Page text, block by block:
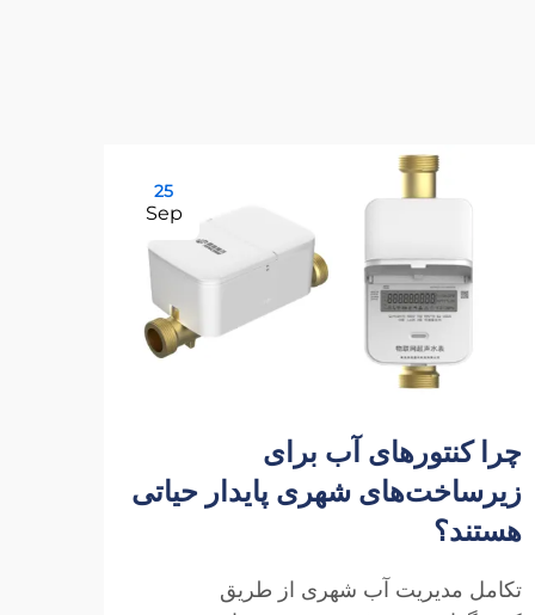
25
Sep
چرا کنتورهای آب برای
زیرساخت‌های شهری پایدار حیاتی
هستند؟
تکامل مدیریت آب شهری از طریق